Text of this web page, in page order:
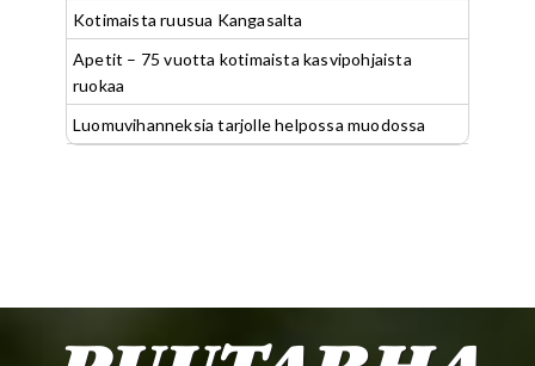
Kotimaista ruusua Kangasalta
Apetit – 75 vuotta kotimaista kasvipohjaista
ruokaa
Luomuvihanneksia tarjolle helpossa muodossa